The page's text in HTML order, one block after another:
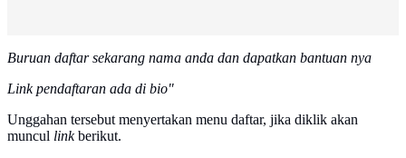
Buruan daftar sekarang nama anda dan dapatkan bantuan nya
Link pendaftaran ada di bio"
Unggahan tersebut menyertakan menu daftar, jika diklik akan
muncul linkberikut.